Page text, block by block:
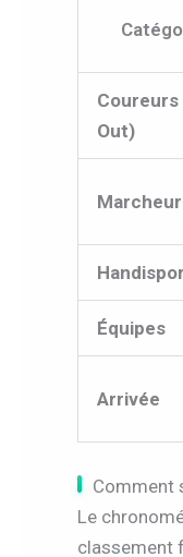
Coureurs
Out)
Équipes
Arrivée
Comment
Le
classement